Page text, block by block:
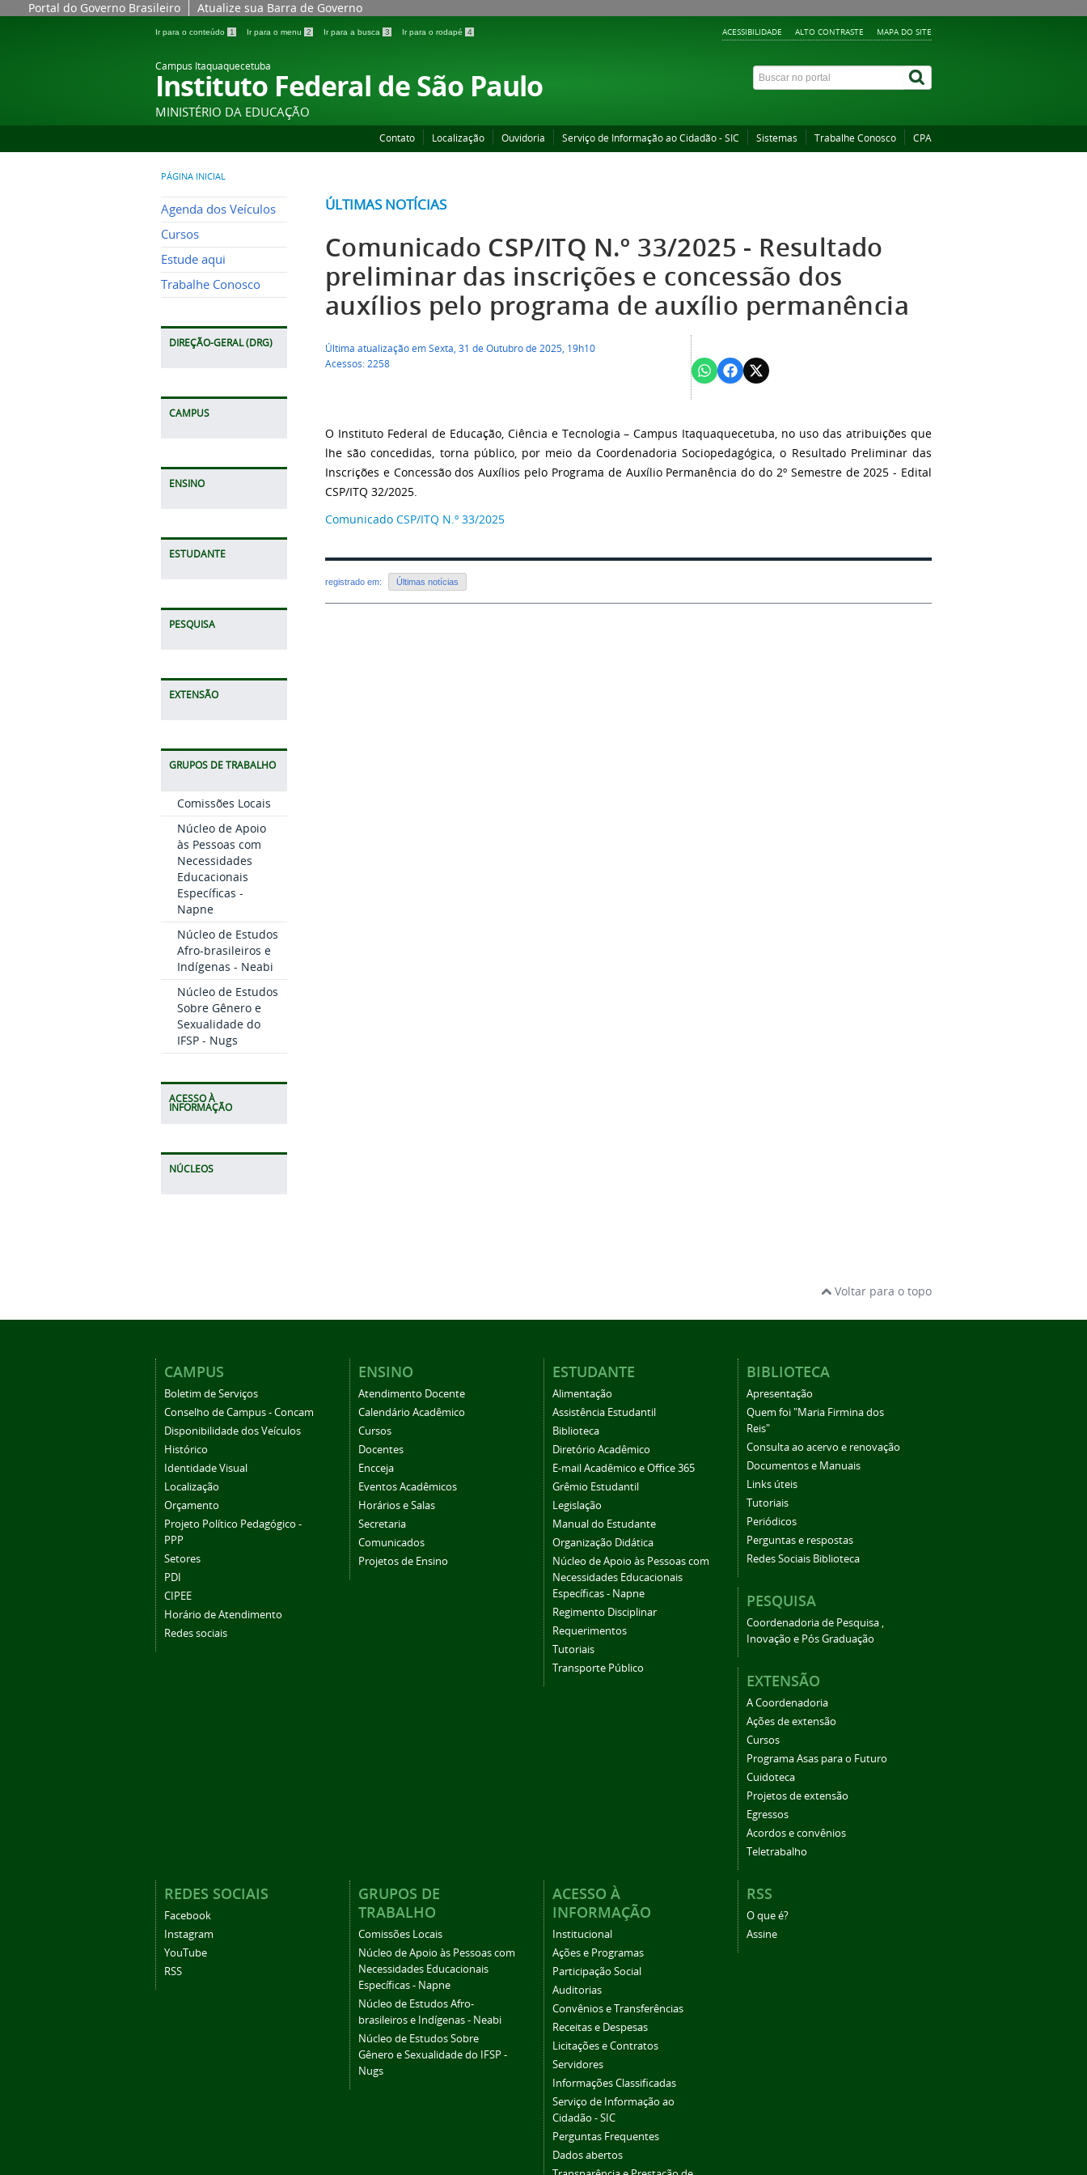
Portal do Governo Brasileiro Atualize sua Barra de Governo
Ir para o conteúdo 1 Ir para o menu 2 Ir para a busca 3 Ir para o rodapé 4 ACESSIBILIDADE ALTO CONTRASTE MAPA DO SITE
Campus Itaquaquecetuba
Instituto Federal de São Paulo
MINISTÉRIO DA EDUCAÇÃO
Contato Localização Ouvidoria Serviço de Informação ao Cidadão - SIC Sistemas Trabalhe Conosco CPA
PÁGINA INICIAL
Agenda dos Veículos
Cursos
Estude aqui
Trabalhe Conosco
DIREÇÃO-GERAL (DRG)
CAMPUS
ENSINO
ESTUDANTE
PESQUISA
EXTENSÃO
GRUPOS DE TRABALHO
Comissões Locais
Núcleo de Apoio
às Pessoas com
Necessidades
Educacionais
Específicas -
Napne
Núcleo de Estudos
Afro-brasileiros e
Indígenas - Neabi
Núcleo de Estudos
Sobre Gênero e
Sexualidade do
IFSP - Nugs
ACESSO À
INFORMAÇÃO
NÚCLEOS
ÚLTIMAS NOTÍCIAS
Comunicado CSP/ITQ N.º 33/2025 - Resultado
preliminar das inscrições e concessão dos
auxílios pelo programa de auxílio permanência
Última atualização em Sexta, 31 de Outubro de 2025, 19h10
Acessos: 2258
O Instituto Federal de Educação, Ciência e Tecnologia – Campus Itaquaquecetuba, no uso das atribuições que
lhe são concedidas, torna público, por meio da Coordenadoria Sociopedagógica, o Resultado Preliminar das
Inscrições e Concessão dos Auxílios pelo Programa de Auxílio Permanência do do 2º Semestre de 2025 - Edital
CSP/ITQ 32/2025.
Comunicado CSP/ITQ N.º 33/2025
registrado em: Últimas notícias
Voltar para o topo
CAMPUS
Boletim de Serviços
Conselho de Campus - Concam
Disponibilidade dos Veículos
Histórico
Identidade Visual
Localização
Orçamento
Projeto Político Pedagógico -
PPP
Setores
PDI
CIPEE
Horário de Atendimento
Redes sociais
ENSINO
Atendimento Docente
Calendário Acadêmico
Cursos
Docentes
Encceja
Eventos Acadêmicos
Horários e Salas
Secretaria
Comunicados
Projetos de Ensino
ESTUDANTE
Alimentação
Assistência Estudantil
Biblioteca
Diretório Acadêmico
E-mail Acadêmico e Office 365
Grêmio Estudantil
Legislação
Manual do Estudante
Organização Didática
Núcleo de Apoio às Pessoas com
Necessidades Educacionais
Específicas - Napne
Regimento Disciplinar
Requerimentos
Tutoriais
Transporte Público
BIBLIOTECA
Apresentação
Quem foi "Maria Firmina dos
Reis"
Consulta ao acervo e renovação
Documentos e Manuais
Links úteis
Tutoriais
Periódicos
Perguntas e respostas
Redes Sociais Biblioteca
PESQUISA
Coordenadoria de Pesquisa ,
Inovação e Pós Graduação
EXTENSÃO
A Coordenadoria
Ações de extensão
Cursos
Programa Asas para o Futuro
Cuidoteca
Projetos de extensão
Egressos
Acordos e convênios
Teletrabalho
REDES SOCIAIS
Facebook
Instagram
YouTube
RSS
GRUPOS DE
TRABALHO
Comissões Locais
Núcleo de Apoio às Pessoas com
Necessidades Educacionais
Específicas - Napne
Núcleo de Estudos Afro-
brasileiros e Indígenas - Neabi
Núcleo de Estudos Sobre
Gênero e Sexualidade do IFSP -
Nugs
ACESSO À
INFORMAÇÃO
Institucional
Ações e Programas
Participação Social
Auditorias
Convênios e Transferências
Receitas e Despesas
Licitações e Contratos
Servidores
Informações Classificadas
Serviço de Informação ao
Cidadão - SIC
Perguntas Frequentes
Dados abertos
RSS
O que é?
Assine